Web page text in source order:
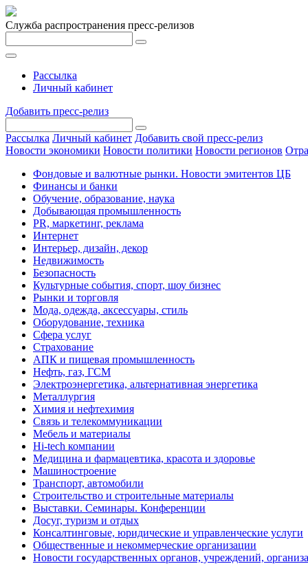
Служба распространения пресс-релизов
Рассылка
Личный кабинет
Добавить пресс-релиз
Рассылка Личный кабинет Добавить свой пресс-релиз
Новости экономики Новости политики Новости регионов
Фондовые и валютные рынки. Новости эмитентов ЦБ
Финансы и банки
Обучение, образование, наука
Добывающая промышленность
PR, маркетинг, реклама
Интернет
Интерьер, дизайн, декор
Недвижимость
Безопасность
Культурные события, спорт, шоу бизнес
Рынки и торговля
Мода, одежда, аксессуары, стиль
Оборудование, техника
Сфера услуг
Страхование
АПК и пищевая промышленность
Нефть, газ, ГСМ
Электроэнергетика, альтернативная энергетика
Металлургия
Химия и нефтехимия
Связь и телекоммуникации
Мебель и материалы
Hi-tech компании
Медицина и фармацевтика, красота и здоровье
Машиностроение
Транспорт, автомобили
Строительство и строительные материалы
Выставки. Семинары. Конференции
Досуг, туризм и отдых
Консалтинговые, юридические и управленческие услуги
Общественные и некоммерческие организации
Новости государственных органов, учреждений,